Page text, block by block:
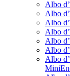
Albo
Albo
Albo
Albo
Albo
Albo
Albo